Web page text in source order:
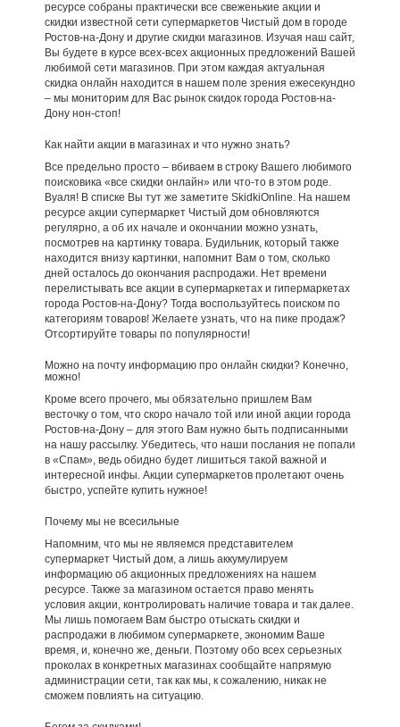
ресурсе собраны практически все свеженькие акции и
скидки известной сети супермаркетов Чистый дом в городе
Ростов-на-Дону и другие скидки магазинов. Изучая наш сайт,
Вы будете в курсе всех-всех акционных предложений Вашей
любимой сети магазинов. При этом каждая актуальная
скидка онлайн находится в нашем поле зрения ежесекундно
– мы мониторим для Вас рынок скидок города Ростов-на-
Дону нон-стоп!
Как найти акции в магазинах и что нужно знать?
Все предельно просто – вбиваем в строку Вашего любимого
поисковика «все скидки онлайн» или что-то в этом роде.
Вуаля! В списке Вы тут же заметите SkidkiOnline. На нашем
ресурсе акции супермаркет Чистый дом обновляются
регулярно, а об их начале и окончании можно узнать,
посмотрев на картинку товара. Будильник, который также
находится внизу картинки, напомнит Вам о том, сколько
дней осталось до окончания распродажи. Нет времени
перелистывать все акции в супермаркетах и гипермаркетах
города Ростов-на-Дону? Тогда воспользуйтесь поиском по
категориям товаров! Желаете узнать, что на пике продаж?
Отсортируйте товары по популярности!
Можно на почту информацию про онлайн скидки? Конечно,
можно!
Кроме всего прочего, мы обязательно пришлем Вам
весточку о том, что скоро начало той или иной акции города
Ростов-на-Дону – для этого Вам нужно быть подписанными
на нашу рассылку. Убедитесь, что наши послания не попали
в «Спам», ведь обидно будет лишиться такой важной и
интересной инфы. Акции супермаркетов пролетают очень
быстро, успейте купить нужное!
Почему мы не всесильные
Напомним, что мы не являемся представителем
супермаркет Чистый дом, а лишь аккумулируем
информацию об акционных предложениях на нашем
ресурсе. Также за магазином остается право менять
условия акции, контролировать наличие товара и так далее.
Мы лишь помогаем Вам быстро отыскать скидки и
распродажи в любимом супермаркете, экономим Ваше
время, и, конечно же, деньги. Поэтому обо всех серьезных
проколах в конкретных магазинах сообщайте напрямую
администрации сети, так как мы, к сожалению, никак не
сможем повлиять на ситуацию.